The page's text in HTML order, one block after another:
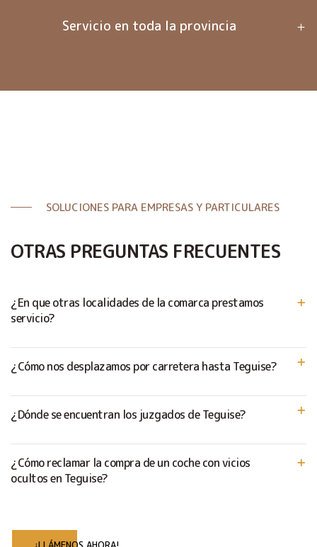
Servicio en toda la provincia
SOLUCIONES PARA EMPRESAS Y PARTICULARES
OTRAS PREGUNTAS FRECUENTES
¿En que otras localidades de la comarca prestamos
servicio?
¿Cómo nos desplazamos por carretera hasta Teguise?
¿Dónde se encuentran los juzgados de Teguise?
¿Cómo reclamar la compra de un coche con vicios
ocultos en Teguise?